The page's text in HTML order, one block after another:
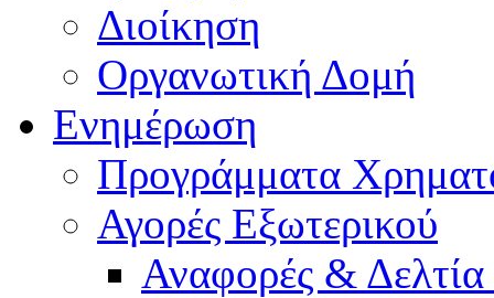
Διοίκηση
Οργανωτική Δομή
Ενημέρωση
Προγράμματα
Αγορές Εξωτερικού
Αναφορές &